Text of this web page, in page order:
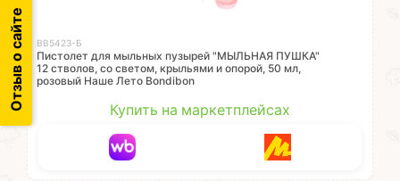
ВВ5423-Б
Пистолет для мыльных пузырей "МЫЛЬНАЯ ПУШКА"
12 стволов, со светом, крыльями и опорой, 50 мл,
розовый Наше Лето Bоndibon
Купить на маркетплейсах
Отзыв о сайте